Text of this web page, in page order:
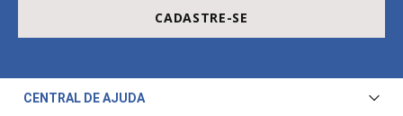
CADASTRE-SE
CENTRAL DE AJUDA